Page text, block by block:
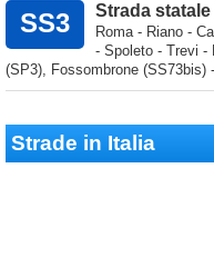
SS3 Strada
Roma - Riano -
- Spoleto - Trevi -
(SP3), Fossombrone (SS73bis)
Strade in Italia